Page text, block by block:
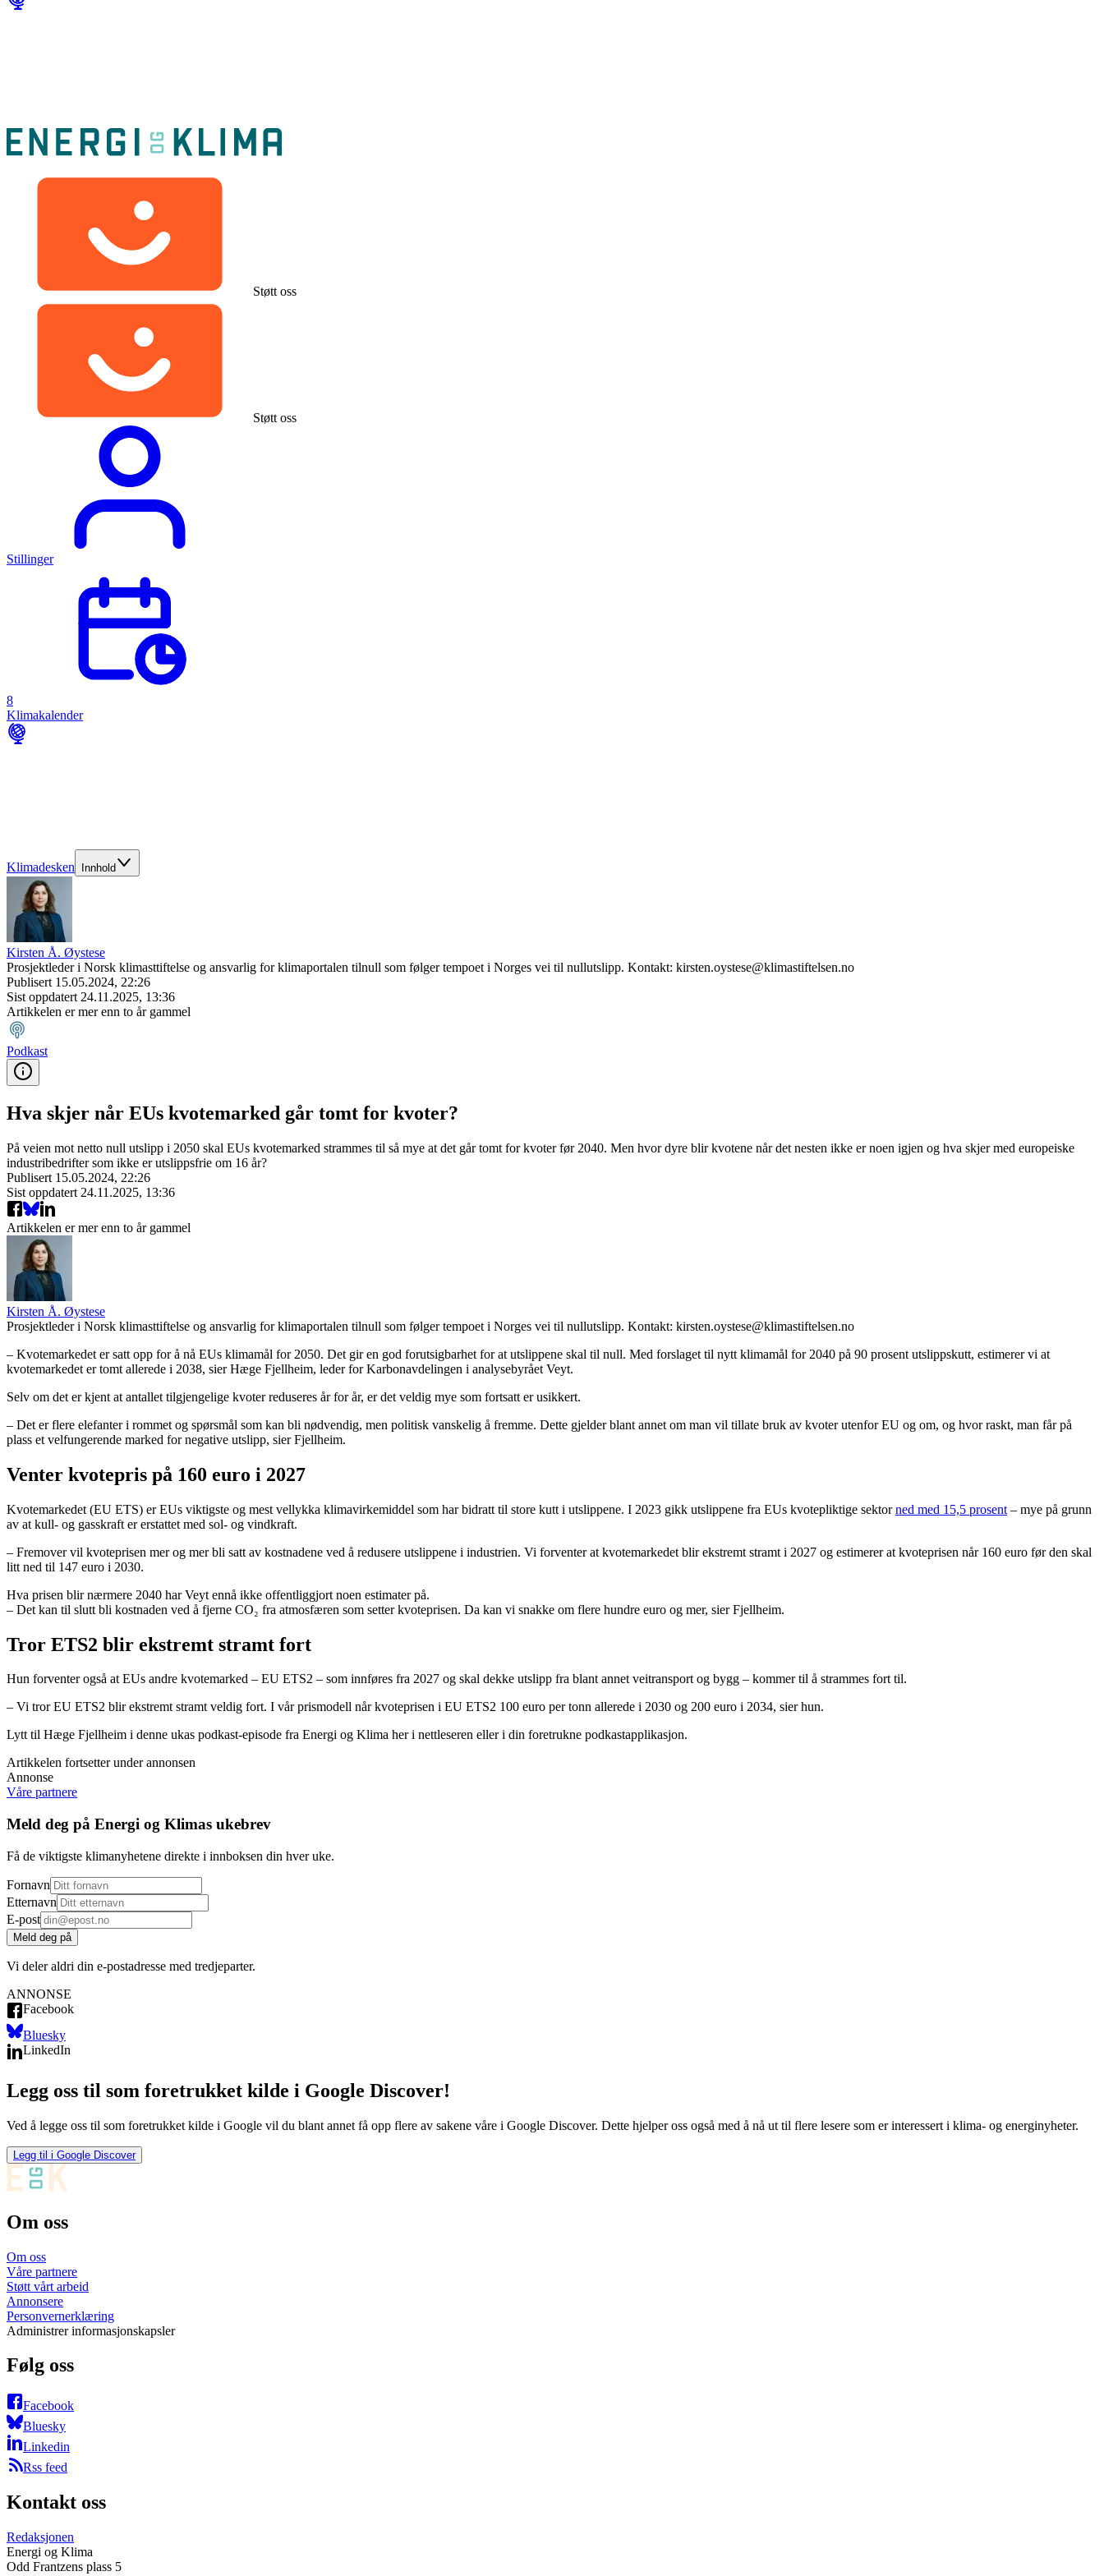
Støtt oss
Støtt oss
Stillinger
8
Klimakalender
Klimadesken Innhold
Kirsten Å. Øystese
Prosjektleder i Norsk klimasttiftelse og ansvarlig for klimaportalen tilnull som følger tempoet i Norges vei til nullutslipp. Kontakt: kirsten.oystese@klimastiftelsen.no
Publisert 15.05.2024, 22:26
Sist oppdatert 24.11.2025, 13:36
Artikkelen er mer enn to år gammel
Podkast
Hva skjer når EUs kvotemarked går tomt for kvoter?
På veien mot netto null utslipp i 2050 skal EUs kvotemarked strammes til så mye at det går tomt for kvoter før 2040. Men hvor dyre blir kvotene når det nesten ikke er noen igjen og hva skjer med europeiske
industribedrifter som ikke er utslippsfrie om 16 år?
Publisert 15.05.2024, 22:26
Sist oppdatert 24.11.2025, 13:36
Artikkelen er mer enn to år gammel
Kirsten Å. Øystese
Prosjektleder i Norsk klimasttiftelse og ansvarlig for klimaportalen tilnull som følger tempoet i Norges vei til nullutslipp. Kontakt: kirsten.oystese@klimastiftelsen.no
– Kvotemarkedet er satt opp for å nå EUs klimamål for 2050. Det gir en god forutsigbarhet for at utslippene skal til null. Med forslaget til nytt klimamål for 2040 på 90 prosent utslippskutt, estimerer vi at
kvotemarkedet er tomt allerede i 2038, sier Hæge Fjellheim, leder for Karbonavdelingen i analysebyrået Veyt.
Selv om det er kjent at antallet tilgjengelige kvoter reduseres år for år, er det veldig mye som fortsatt er usikkert.
– Det er flere elefanter i rommet og spørsmål som kan bli nødvendig, men politisk vanskelig å fremme. Dette gjelder blant annet om man vil tillate bruk av kvoter utenfor EU og om, og hvor raskt, man får på
plass et velfungerende marked for negative utslipp, sier Fjellheim.
Venter kvotepris på 160 euro i 2027
Kvotemarkedet (EU ETS) er EUs viktigste og mest vellykka klimavirkemiddel som har bidratt til store kutt i utslippene. I 2023 gikk utslippene fra EUs kvotepliktige sektorned med 15,5 prosent – mye på grunn
av at kull- og gasskraft er erstattet med sol- og vindkraft.
– Fremover vil kvoteprisen mer og mer bli satt av kostnadene ved å redusere utslippene i industrien. Vi forventer at kvotemarkedet blir ekstremt stramt i 2027 og estimerer at kvoteprisen når 160 euro før den skal
litt ned til 147 euro i 2030.
Hva prisen blir nærmere 2040 har Veyt ennå ikke offentliggjort noen estimater på.
– Det kan til slutt bli kostnaden ved å fjerne CO₂ fra atmosfæren som setter kvoteprisen. Da kan vi snakke om flere hundre euro og mer, sier Fjellheim.
Tror ETS2 blir ekstremt stramt fort
Hun forventer også at EUs andre kvotemarked – EU ETS2 – som innføres fra 2027 og skal dekke utslipp fra blant annet veitransport og bygg – kommer til å strammes fort til.
– Vi tror EU ETS2 blir ekstremt stramt veldig fort. I vår prismodell når kvoteprisen i EU ETS2 100 euro per tonn allerede i 2030 og 200 euro i 2034, sier hun.
Lytt til Hæge Fjellheim i denne ukas podkast-episode fra Energi og Klima her i nettleseren eller i din foretrukne podkastapplikasjon.
Artikkelen fortsetter under annonsen
Annonse
Våre partnere
Meld deg på Energi og Klimas ukebrev
Få de viktigste klimanyhetene direkte i innboksen din hver uke.
Fornavn
Etternavn
E-post
Meld deg på
Vi deler aldri din e-postadresse med tredjeparter.
ANNONSE
Facebook
Bluesky
LinkedIn
Legg oss til som foretrukket kilde i Google Discover!
Ved å legge oss til som foretrukket kilde i Google vil du blant annet få opp flere av sakene våre i Google Discover. Dette hjelper oss også med å nå ut til flere lesere som er interessert i klima- og energinyheter.
Legg til i Google Discover
Om oss
Om oss
Våre partnere
Støtt vårt arbeid
Annonsere
Personvernerklæring
Administrer informasjonskapsler
Følg oss
Facebook
Bluesky
Linkedin
Rss feed
Kontakt oss
Redaksjonen
Energi og Klima
Odd Frantzens plass 5